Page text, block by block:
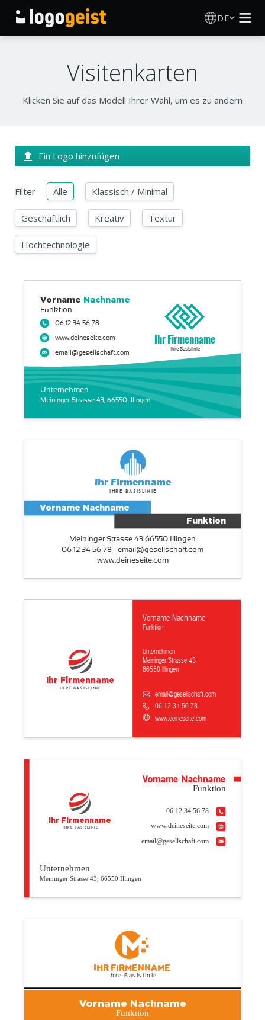
DE
KI Logo Generator
Druckprodukte
Blog
Visitenkarten
Klicken Sie auf das Modell Ihrer Wahl, um es zu ändern
Ein Logo hinzufügen
Filter Alle Klassisch / Minimal
Geschäftlich Kreativ Textur
Hochtechnologie
Meininger Strasse 43, 66550 Illingen
Unternehmen
06 12 34 56 78
www.deineseite.com
email@gesellschaft.com
Funktion
Vorname Nachname
Ihr Firmenname
Ihre Basislinie
www.deineseite.com
Funktion
Meininger Strasse 43 66550 Illingen
06 12 34 56 78 - email@gesellschaft.com
Vorname Nachname
Ihr Firmenname
Ihre Basislinie
06 12 34 56 78
www.deineseite.com
Funktion
Unternehmen
Meininger Strasse 43
66550 Illingen
email@gesellschaft.com
Vorname Nachname
Ihr Firmenname
Ihre Basislinie
Unternehmen
Meininger Strasse 43, 66550 Illingen
www.deineseite.com
email@gesellschaft.com
Funktion
06 12 34 56 78
Vorname Nachname
Ihr Firmenname
Ihre Basislinie
Vorname Nachname
Funktion
Ihr Firmenname
Ihre Basislinie